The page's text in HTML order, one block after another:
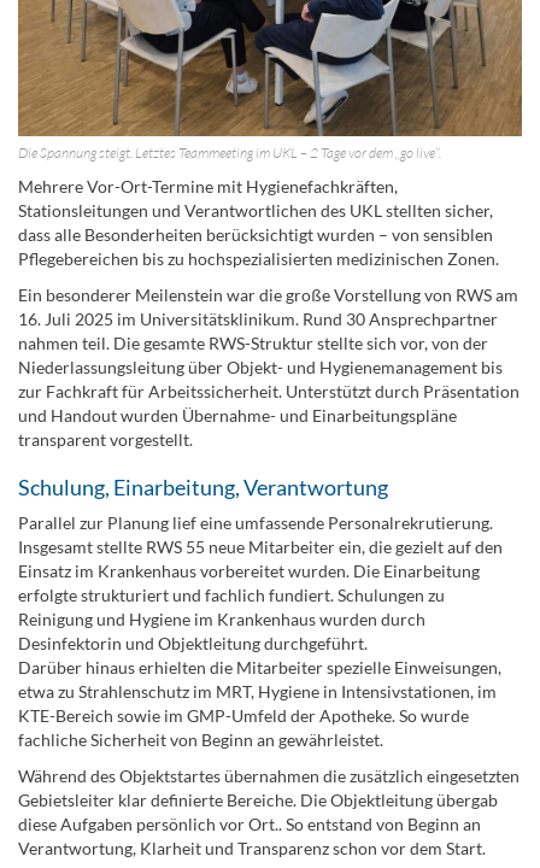
Die Spannung steigt. Letztes Teammeeting im UKL – 2 Tage vor dem „go live“.
Mehrere Vor-Ort-Termine mit Hygienefachkräften,
Stationsleitungen und Verantwortlichen des UKL stellten sicher,
dass alle Besonderheiten berücksichtigt wurden – von sensiblen
Pflegebereichen bis zu hochspezialisierten medizinischen Zonen.
Ein besonderer Meilenstein war die große Vorstellung von RWS am
16. Juli 2025 im Universitätsklinikum. Rund 30 Ansprechpartner
nahmen teil. Die gesamte RWS-Struktur stellte sich vor, von der
Niederlassungsleitung über Objekt- und Hygienemanagement bis
zur Fachkraft für Arbeitssicherheit. Unterstützt durch Präsentation
und Handout wurden Übernahme- und Einarbeitungspläne
transparent vorgestellt.
Schulung, Einarbeitung, Verantwortung
Parallel zur Planung lief eine umfassende Personalrekrutierung.
Insgesamt stellte RWS 55 neue Mitarbeiter ein, die gezielt auf den
Einsatz im Krankenhaus vorbereitet wurden. Die Einarbeitung
erfolgte strukturiert und fachlich fundiert. Schulungen zu
Reinigung und Hygiene im Krankenhaus wurden durch
Desinfektorin und Objektleitung durchgeführt.
Darüber hinaus erhielten die Mitarbeiter spezielle Einweisungen,
etwa zu Strahlenschutz im MRT, Hygiene in Intensivstationen, im
KTE-Bereich sowie im GMP-Umfeld der Apotheke. So wurde
fachliche Sicherheit von Beginn an gewährleistet.
Während des Objektstartes übernahmen die zusätzlich eingesetzten
Gebietsleiter klar definierte Bereiche. Die Objektleitung übergab
diese Aufgaben persönlich vor Ort.. So entstand von Beginn an
Verantwortung, Klarheit und Transparenz schon vor dem Start.